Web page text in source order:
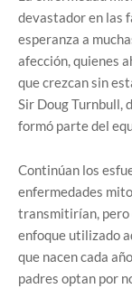
devastador en las
esperanza a
afección, quienes
que crezcan sin
Sir Doug Turnbull,
formó parte del
Continúan los
enfermedades
transmitirían, pero
enfoque utilizado
que nacen cada
padres optan por